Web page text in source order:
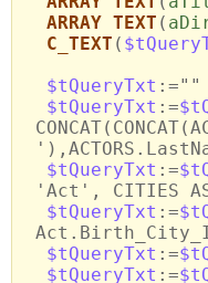
ARRAY TEXT (
C_TEXT (
$tQueryTxt :=""
$tQueryTxt :=
$tQueryTxt :=
'Act', CITIES
$tQueryTxt :=
$tQueryTxt :=
$tQueryTxt :=